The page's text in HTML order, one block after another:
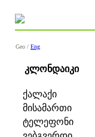
Geo / Eng
კლონდაიკი
ქალაქი
მისამართი
ტელეფონი